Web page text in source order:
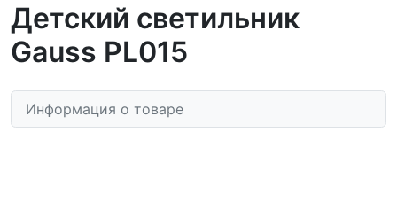
Детский светильник
Gauss PL015
Информация о товаре